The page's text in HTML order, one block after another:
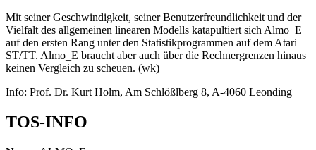
Mit seiner Geschwindigkeit, seiner Benutzerfreundlichkeit und der
Vielfalt des allgemeinen linearen Modells katapultiert sich Almo_E
auf den ersten Rang unter den Statistikprogrammen auf dem Atari
ST/TT. Almo_E braucht aber auch über die Rechnergrenzen hinaus
keinen Vergleich zu scheuen. (wk)
Info: Prof. Dr. Kurt Holm, Am Schlößlberg 8, A-4060 Leonding
TOS-INFO